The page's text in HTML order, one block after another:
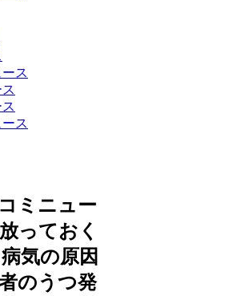
ス
ス
ミニュー
っておく
気の原因
のうつ発